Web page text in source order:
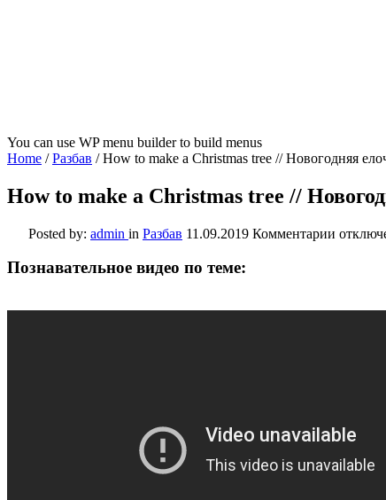
You can use WP menu builder to build menus
Home /Разбав /How to make a Christmas tree // Новогодняя
How to make a Christmas tree //
Posted by: admin in Разбав 11.09.2019 Комментарии
к
a
руками
//
Познавательное видео по теме: